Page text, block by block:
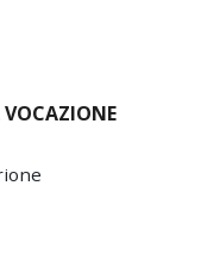
VOCAZIONE